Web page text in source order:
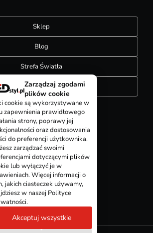
Sklep
Blog
Strefa Światła
szynoprzewodów
12, 94-058 Łódź
KONTAKT
Zarządzaj zgodami
plików cookie
cookie są wykorzystywane w
zapewnienia prawidłowego
strony, poprawy jej
oraz dostosowania
do preferencji użytkownika.
zarządzać swoimi
dotyczącymi plików
lub wyłączyć je w
Więcej informacji o
jakich ciasteczek używamy,
w naszej Polityce
Akceptuj wszystkie